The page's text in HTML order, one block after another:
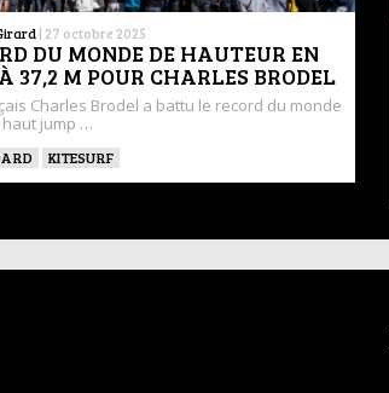
| 27 octobre 2025
DU MONDE DE HAUTEUR EN
37,2 M POUR CHARLES BRODEL
Charles Brodel a battu le record du monde
jump …
KITESURF